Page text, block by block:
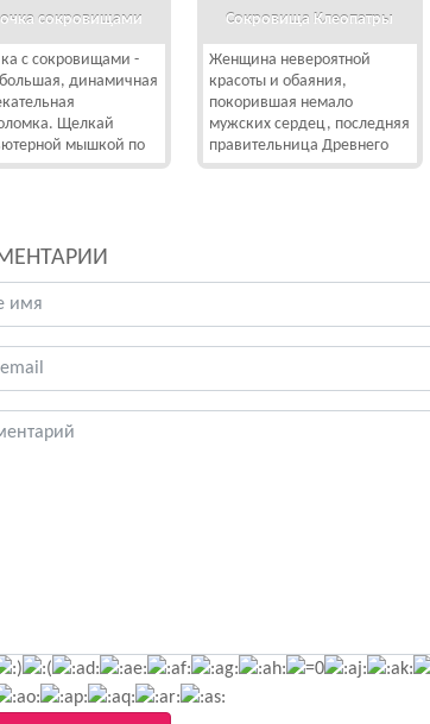
сокровищами
с сокровищами -
динамичная
Щелкай
мышкой по
Сокровища Клеопатры
Женщина невероятной
красоты и обаяния,
покорившая немало
мужских сердец, последняя
правительница Древнего